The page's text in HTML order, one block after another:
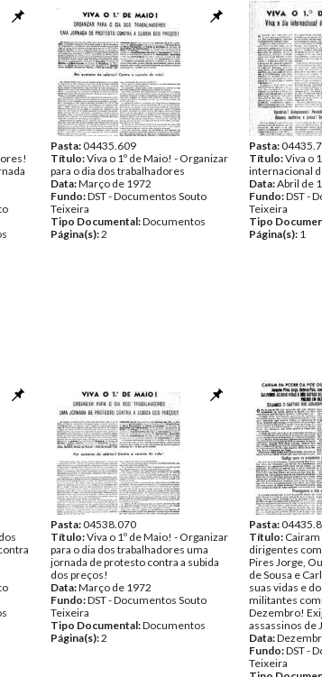
Pasta:04435.609
Título:Viva o 1º de Maio! - Organizar
para o dia dos trabalhadores
Data:Março de 1972
Fundo:DST - Documentos Souto
Teixeira
Tipo Documental:Documentos
Página(s):2
Pasta:
Título:Viva o
internacional
Data:Abril de
Fundo:DST -
Teixeira
Tipo
Página(s): 1
Pasta:04538.070
Título:Viva o 1º de Maio! - Organizar
para o dia dos trabalhadores uma
jornada de protesto contra a subida
dos preços!
Data:Março de 1972
Fundo:DST - Documentos Souto
Teixeira
Tipo Documental:Documentos
Página(s):2
Pasta:
Título:
dirigentes
Pires Jorge,
de Sousa e
suas vidas e
militantes
Dezembro!
assassinos de
Data:
Fundo:DST -
Teixeira